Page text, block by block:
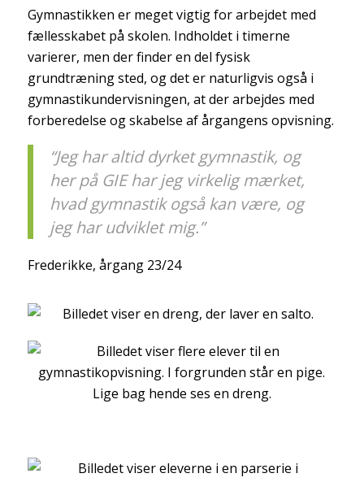
Gymnastikken er meget vigtig for arbejdet med
fællesskabet på skolen. Indholdet i timerne
varierer, men der finder en del fysisk
grundtræning sted, og det er naturligvis også i
gymnastikundervisningen, at der arbejdes med
forberedelse og skabelse af årgangens opvisning.
“Jeg har altid dyrket gymnastik, og
her på GIE har jeg virkelig mærket,
hvad gymnastik også kan være, og
jeg har udviklet mig.”
Frederikke, årgang 23/24